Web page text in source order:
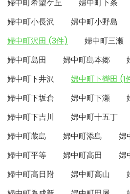
婦中町希望ケ丘
婦中町下条
婦中町小長沢
婦中町小野島
婦中町沢田 (3件)
婦中町三瀬
婦中町島田
婦中町島本郷
婦中町下井沢
婦中町下轡田 (1
婦中町下坂倉
婦中町下瀬
婦中町下吉川
婦中町十五丁
婦中町蔵島
婦中町添島
婦
婦中町平等
婦中町高田
婦
婦中町高日附
婦中町高山